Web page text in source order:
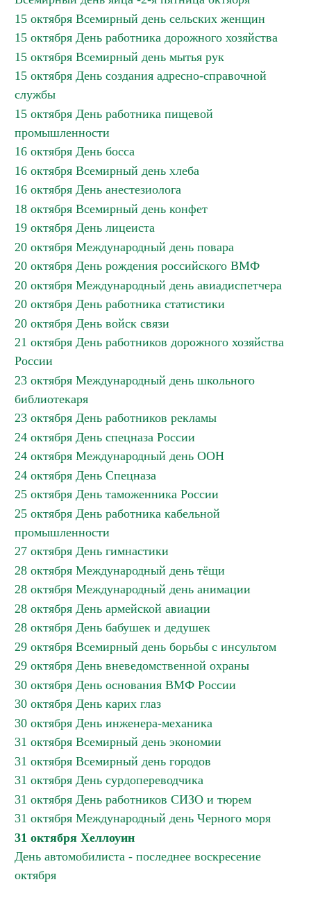
15 октября Всемирный день сельских женщин
15 октября День работника дорожного хозяйства
15 октября Всемирный день мытья рук
15 октября День создания адресно-справочной
службы
15 октября День работника пищевой
промышленности
16 октября День босса
16 октября Всемирный день хлеба
16 октября День анестезиолога
18 октября Всемирный день конфет
19 октября День лицеиста
20 октября Международный день повара
20 октября День рождения российского ВМФ
20 октября Международный день авиадиспетчера
20 октября День работника статистики
20 октября День войск связи
21 октября День работников дорожного хозяйства
России
23 октября Международный день школьного
библиотекаря
23 октября День работников рекламы
24 октября День спецназа России
24 октября Международный день ООН
24 октября День Спецназа
25 октября День таможенника России
25 октября День работника кабельной
промышленности
27 октября День гимнастики
28 октября Международный день тёщи
28 октября Международный день анимации
28 октября День армейской авиации
28 октября День бабушек и дедушек
29 октября Всемирный день борьбы с инсультом
29 октября День вневедомственной охраны
30 октября День основания ВМФ России
30 октября День карих глаз
30 октября День инженера-механика
31 октября Всемирный день экономии
31 октября Всемирный день городов
31 октября День сурдопереводчика
31 октября День работников СИЗО и тюрем
31 октября Международный день Черного моря
31 октября Хеллоуин
День автомобилиста - последнее воскресение
октября